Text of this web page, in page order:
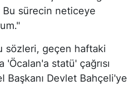
Bu sürecin neticeye
sözleri, geçen haftaki
'Öcalan'a statü' çağrısı
Başkanı Devlet Bahçeli'ye